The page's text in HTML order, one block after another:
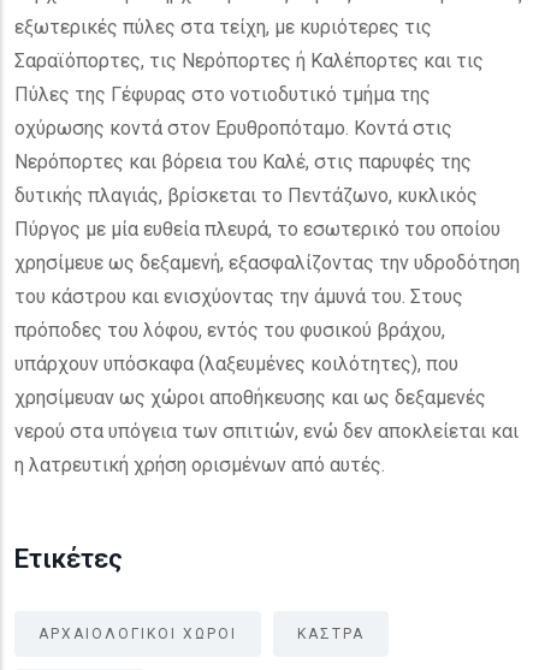
εξωτερικές πύλες στα τείχη, με κυριότερες τις
Σαραϊόπορτες, τις Νερόπορτες ή Καλέπορτες και τις
Πύλες της Γέφυρας στο νοτιοδυτικό τμήμα της
οχύρωσης κοντά στον Ερυθροπόταμο. Κοντά στις
Νερόπορτες και βόρεια του Καλέ, στις παρυφές της
δυτικής πλαγιάς, βρίσκεται το Πεντάζωνο, κυκλικός
Πύργος με μία ευθεία πλευρά, το εσωτερικό του οποίου
χρησίμευε ως δεξαμενή, εξασφαλίζοντας την υδροδότηση
του κάστρου και ενισχύοντας την άμυνά του. Στους
πρόποδες του λόφου, εντός του φυσικού βράχου,
υπάρχουν υπόσκαφα (λαξευμένες κοιλότητες), που
χρησίμευαν ως χώροι αποθήκευσης και ως δεξαμενές
νερού στα υπόγεια των σπιτιών, ενώ δεν αποκλείεται και
η λατρευτική χρήση ορισμένων από αυτές.
Ετικέτες
ΑΡΧΑΙΟΛΟΓΙΚΟΙ ΧΩΡΟΙ ΚΑΣΤΡΑ